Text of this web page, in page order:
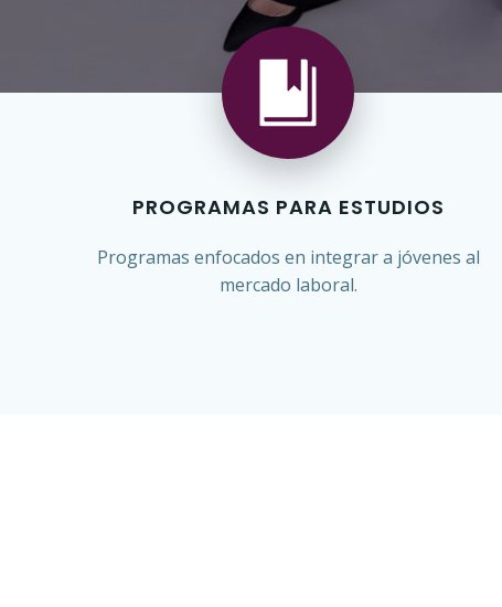
PROGRAMAS PARA ESTUDIOS
Programas enfocados en integrar a jóvenes al
mercado laboral.